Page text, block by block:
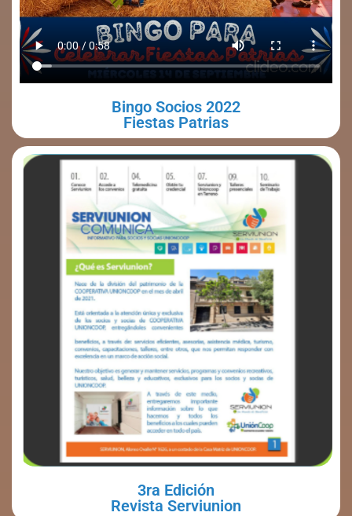
Bingo Socios 2022
Fiestas Patrias
3ra Edición
Revista Serviunion